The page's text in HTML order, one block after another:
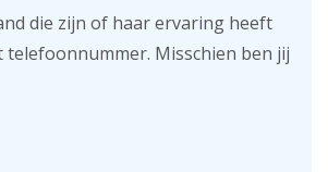
die zijn of haar ervaring heeft
telefoonnummer. Misschien ben jij